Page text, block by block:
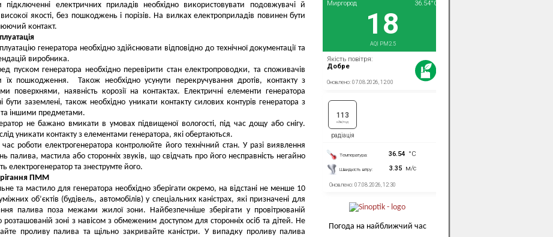
підключенні електричних приладів необхідно використовувати подовжувачі й
високої якості, без пошкоджень і порізів. На вилках електроприладів повинен бути
контакт.
генератора необхідно здійснювати відповідно до технічної документації та
виробника.
пуском генератора необхідно перевірити стан електропроводки, та споживачів
їх пошкодження. Також необхідно усунути перекручування дротів, контакту з
поверхнями, наявність корозії на контактах. Електричні елементи генератора
бути заземлені, також необхідно уникати контакту силових контурів генератора з
іншими предметами.
не бажано вмикати в умовах підвищеної вологості, під час дощу або снігу.
уникати контакту з елементами генератора, які обертаються.
час роботи електрогенератора контролюйте його технічний стан. У разі виявлення
палива, мастила або сторонніх звуків, що свідчать про його несправність негайно
електрогенератор та знеструмте його.
ПММ
та мастило для генератора необхідно зберігати окремо, на відстані не менше 10
об’єктів (будівель, автомобілів) у спеціальних каністрах, які призначені для
палива поза межами жилої зони. Найбезпечніше зберігати у провітрюваній
розташованій зоні з навісом з обмеженим доступом для сторонніх осіб та дітей. Не
проливу палива та щільно закривайте каністри. У випадку проливу палива
Погода на найближчий час